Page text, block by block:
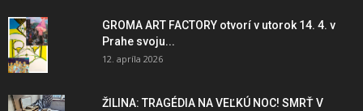
GROMA ART FACTORY otvorí v utorok 14. 4. v
Prahe svoju...
12. apríla 2026
ŽILINA: TRAGÉDIA NA VEĽKÚ NOC! SMRŤ V